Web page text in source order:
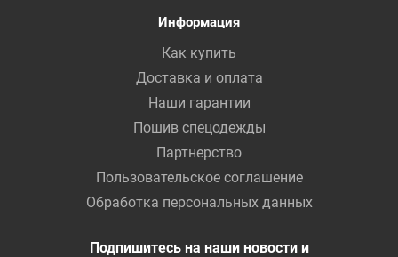
Информация
Как купить
Доставка и оплата
Наши гарантии
Пошив спецодежды
Партнерство
Пользовательское соглашение
Обработка персональных данных
Подпишитесь на наши новости и